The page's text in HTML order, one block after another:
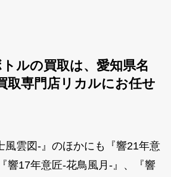
ルの買取は、愛知県名
取専門店リカルにお任せ
風雲図-』のほかにも『響21年意
響17年意匠-花鳥風月-』、『響